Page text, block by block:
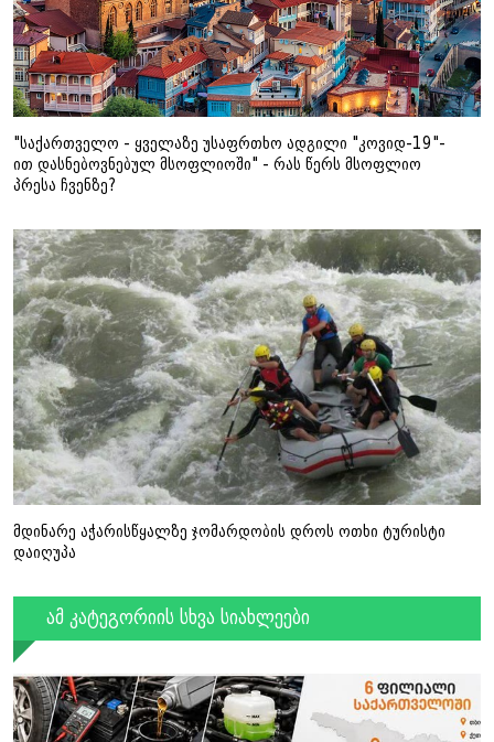
"საქართველო - ყველაზე უსაფრთხო ადგილი "კოვიდ-19"-
ით დასნებოვნებულ მსოფლიოში" - რას წერს მსოფლიო
პრესა ჩვენზე?
მდინარე აჭარისწყალზე ჯომარდობის დროს ოთხი ტურისტი
დაიღუპა
ამ კატეგორიის სხვა სიახლეები